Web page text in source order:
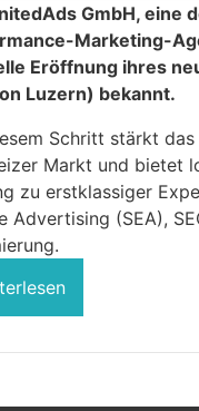
GmbH, eine
Marketing-
Eröffnung ihres
Luzern) bekannt.
Schritt stärkt das
Markt und bietet
zu erstklassiger
Advertising (SEA),